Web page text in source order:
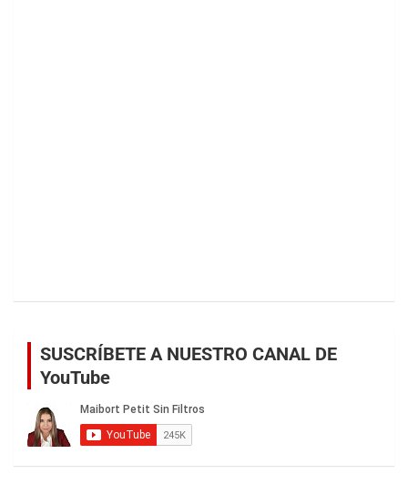
SUSCRÍBETE A NUESTRO CANAL DE
YouTube